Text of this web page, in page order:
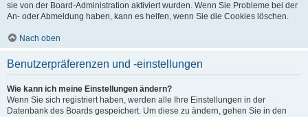
sie von der Board-Administration aktiviert wurden. Wenn Sie Probleme bei der
An- oder Abmeldung haben, kann es helfen, wenn Sie die Cookies löschen.
Nach oben
Benutzerpräferenzen und -einstellungen
Wie kann ich meine Einstellungen ändern?
Wenn Sie sich registriert haben, werden alle Ihre Einstellungen in der
Datenbank des Boards gespeichert. Um diese zu ändern, gehen Sie in den